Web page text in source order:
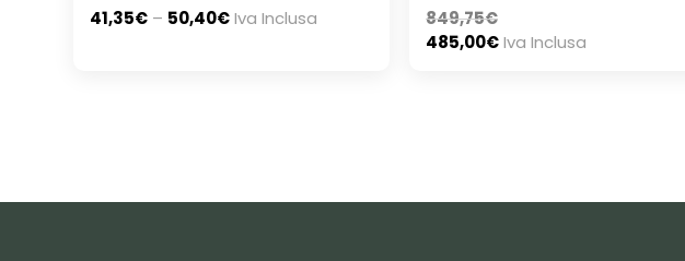
41,35€ – 50,40€Iva Inclusa 849,75€
485,00€Iva Inclusa